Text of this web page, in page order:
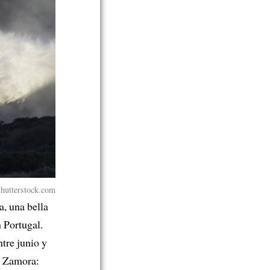
una bella
Portugal.
junio y